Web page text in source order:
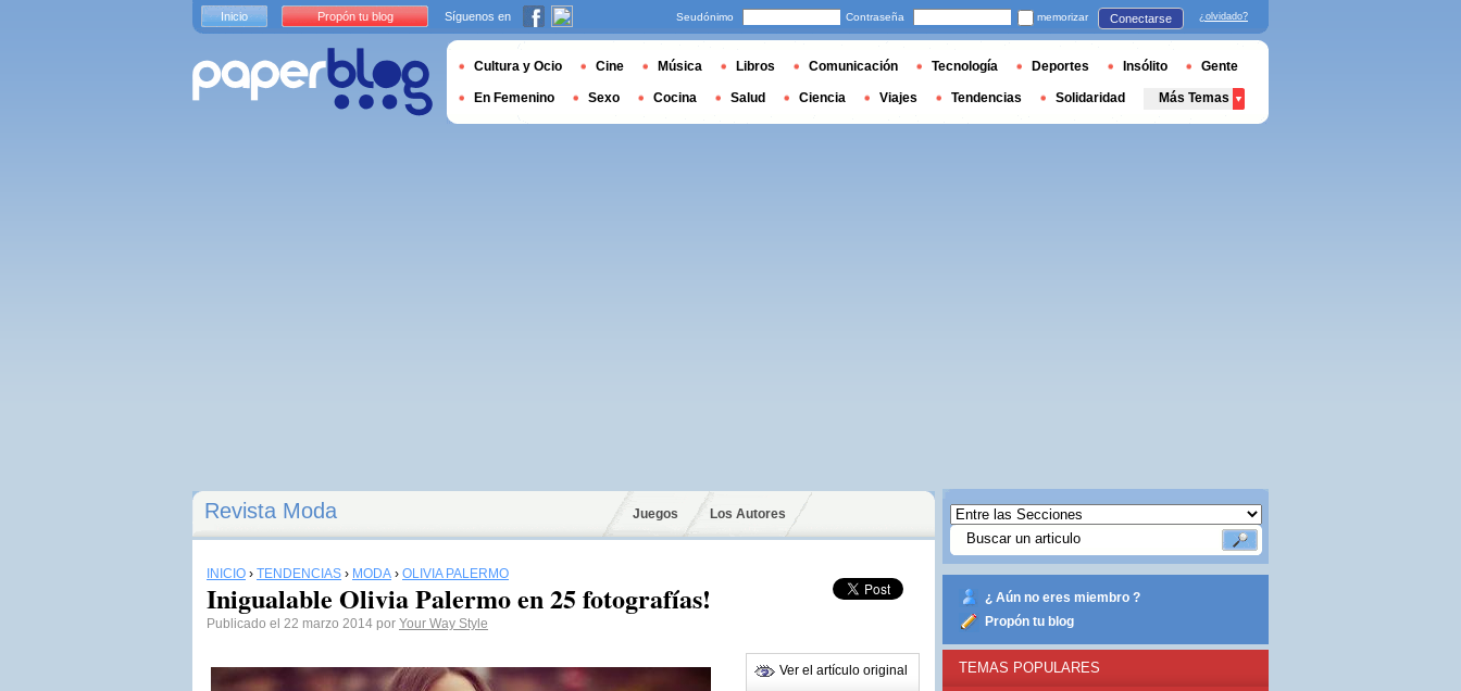
Revista Moda Juegos Los Autores
INICIO › TENDENCIAS › MODA › OLIVIA PALERMO
Inigualable Olivia Palermo en 25 fotografías!
Publicado el 22 marzo 2014 por Your Way Style
Ver el artículo original
¿ Aún no eres miembro ?
Propón tu blog
TEMAS POPULARES
Inicio Propón tu blog Síguenos en Seudónimo Contraseña memorizar Conectarse ¿olvidado?
Cultura y Ocio Cine Música Libros Comunicación Tecnología Deportes Insólito Gente
En Femenino Sexo Cocina Salud Ciencia Viajes Tendencias Solidaridad Más Temas